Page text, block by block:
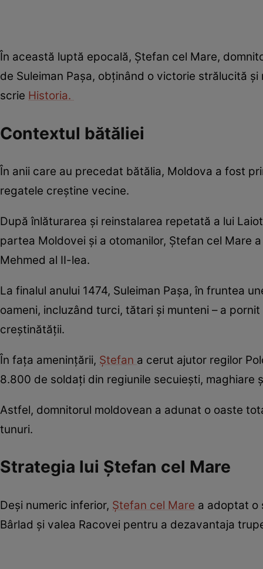
În această luptă epocală, Ștefan cel Mare,
de Suleiman Pașa, obținând o victorie strălucită
scrie Historia.
Contextul bătăliei
În anii care au precedat bătălia, Moldova a fost
regatele creștine vecine.
După înlăturarea și reinstalarea repetată a lui
partea Moldovei și a otomanilor, Ștefan cel Mare
Mehmed al II-lea.
La finalul anului 1474, Suleiman Pașa, în fruntea
oameni, incluzând turci, tătari și munteni – a
creștinătății.
În fața amenințării, Ștefan a cerut ajutor regilor
8.800 de soldați din regiunile secuiești, maghiare
Astfel, domnitorul moldovean a adunat o oaste
tunuri.
Strategia lui Ștefan cel Mare
Deși numeric inferior, Ștefan cel Mare a adoptat o
Bârlad și valea Racovei pentru a dezavantaja